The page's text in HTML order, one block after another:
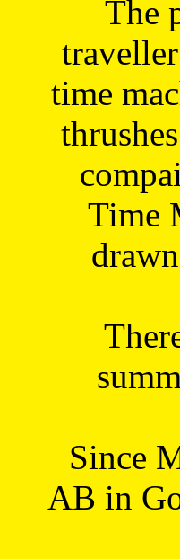
The
time
Time
Since
AB in